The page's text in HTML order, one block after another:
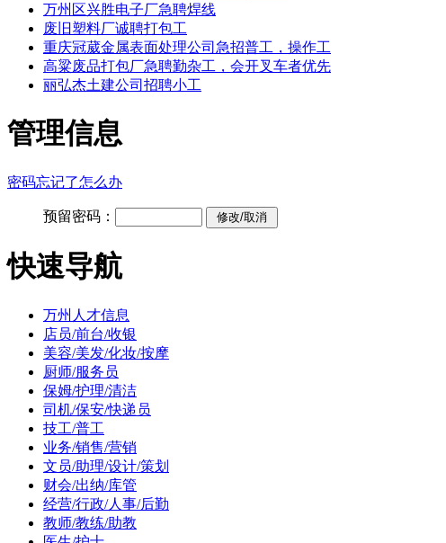
万州区兴胜电子厂急聘焊线
废旧塑料厂诚聘打包工
重庆冠葳金属表面处理公司急招普工，操作工
高粱废品打包厂急聘勤杂工，会开叉车者优先
丽弘杰土建公司招聘小工
管理信息
密码忘记了怎么办
预留密码：
快速导航
万州人才信息
店员/前台/收银
美容/美发/化妆/按摩
厨师/服务员
保姆/护理/清洁
司机/保安/快递员
技工/普工
业务/销售/营销
文员/助理/设计/策划
财会/出纳/库管
经营/行政/人事/后勤
教师/教练/助教